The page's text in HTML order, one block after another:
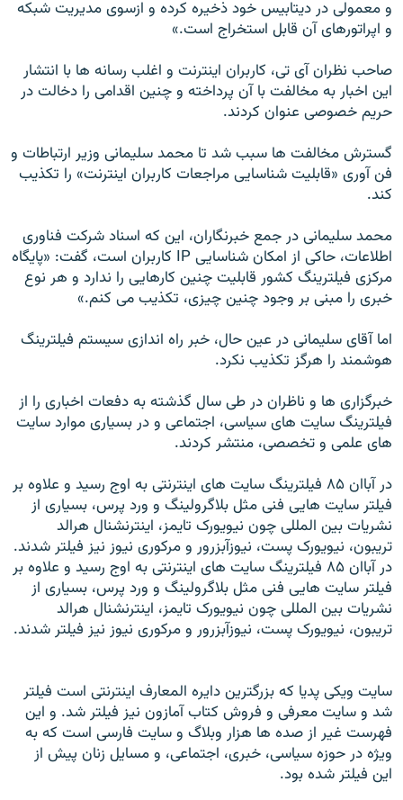
و معمولی در ديتابيس خود ذخيره کرده و ازسوی مديريت شبکه
و اپراتورهای آن قابل استخراج است.»
صاحب نظران آی تی، کاربران اينترنت و اغلب رسانه ها با انتشار
اين اخبار به مخالفت با آن پرداخته و چنين اقدامی را دخالت در
حريم خصوصی عنوان کردند.
گسترش مخالفت ها سبب شد تا محمد سليمانی وزير ارتباطات و
فن آوری «قابليت شناسايی مراجعات کاربران اينترنت» را تکذيب
کند.
محمد سليمانی در جمع خبرنگاران، اين که اسناد شرکت فناوری
اطلاعات، حاکی از امکان شناسايی IP کاربران است، گفت: «پايگاه
مرکزی فيلترينگ کشور قابليت چنين کارهايی را ندارد و هر نوع
خبری را مبنی بر وجود چنين چيزی، تکذيب می کنم.»
اما آقای سليمانی در عين حال، خبر راه اندازی سيستم فيلترينگ
هوشمند را هرگز تکذيب نکرد.
خبرگزاری ها و ناظران در طی سال گذشته به دفعات اخباری را از
فيلترينگ سايت های سياسی، اجتماعی و در بسياری موارد سايت
های علمی و تخصصی، منتشر کردند.
در آباان ۸۵ فيلترينگ سايت های اينترنتی به اوج رسيد و علاوه بر
فيلتر سايت هايی فنی مثل بلاگرولينگ و ورد پرس، بسياری از
نشريات بين المللی چون نيويورک تايمز، اينترنشنال هرالد
تريبون، نيويورک پست، نيوزآبزرور و مرکوری نيوز نيز فيلتر شدند.
در آباان ۸۵ فيلترينگ سايت های اينترنتی به اوج رسيد و علاوه بر
فيلتر سايت هايی فنی مثل بلاگرولينگ و ورد پرس، بسياری از
نشريات بين المللی چون نيويورک تايمز، اينترنشنال هرالد
تريبون، نيويورک پست، نيوزآبزرور و مرکوری نيوز نيز فيلتر شدند.
سايت ويکی پديا که بزرگترين دايره المعارف اينترنتی است فيلتر
شد و سايت معرفی و فروش کتاب آمازون نيز فيلتر شد. و اين
فهرست غير از صده ها هزار وبلاگ و سايت فارسی است که به
ويژه در حوزه سياسی، خبری، اجتماعی، و مسايل زنان پيش از
اين فيلتر شده بود.